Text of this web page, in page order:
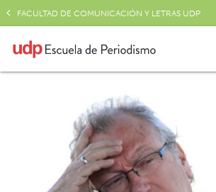
FACULTAD DE COMUNICACIÓN Y LETRAS UDP